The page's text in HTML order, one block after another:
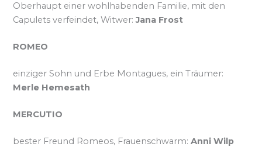
Oberhaupt einer wohlhabenden Familie, mit den
Capulets verfeindet, Witwer:Jana Frost
ROMEO
einziger Sohn und Erbe Montagues, ein Träumer:
Merle Hemesath
MERCUTIO
bester Freund Romeos, Frauenschwarm:Anni Wilp